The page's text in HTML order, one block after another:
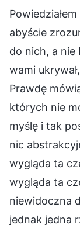
abyście
do nich, a nie
wami
Prawdę
których nie
myślę i tak
nic
wygląda ta
wygląda ta
niewidoczna
jednak jedna